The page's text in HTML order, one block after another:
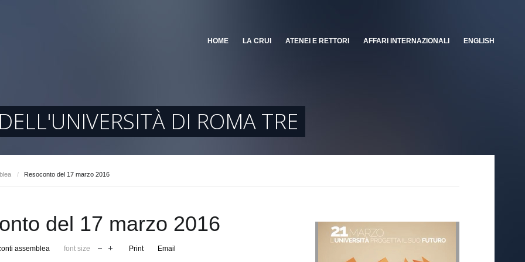
HOME LA CRUI ATENEI E RETTORI AFFARI INTERNAZIONALI ENGLISH
DI ROMA TRE
/ Resoconto del 17 marzo 2016
del 17 marzo 2016
assemblea font size Print Email